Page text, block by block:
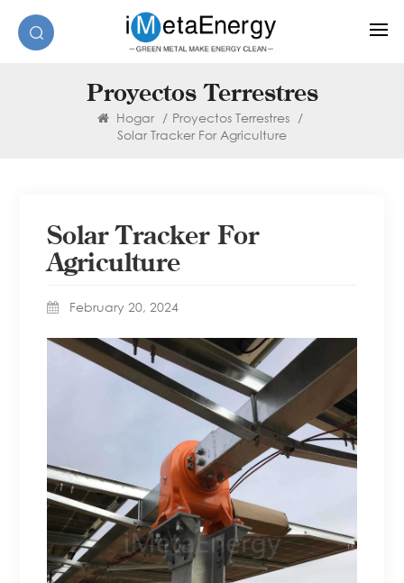
Proyectos Terrestres
Hogar / Proyectos Terrestres /
Solar Tracker For Agriculture
Solar Tracker For
Agriculture
February 20, 2024